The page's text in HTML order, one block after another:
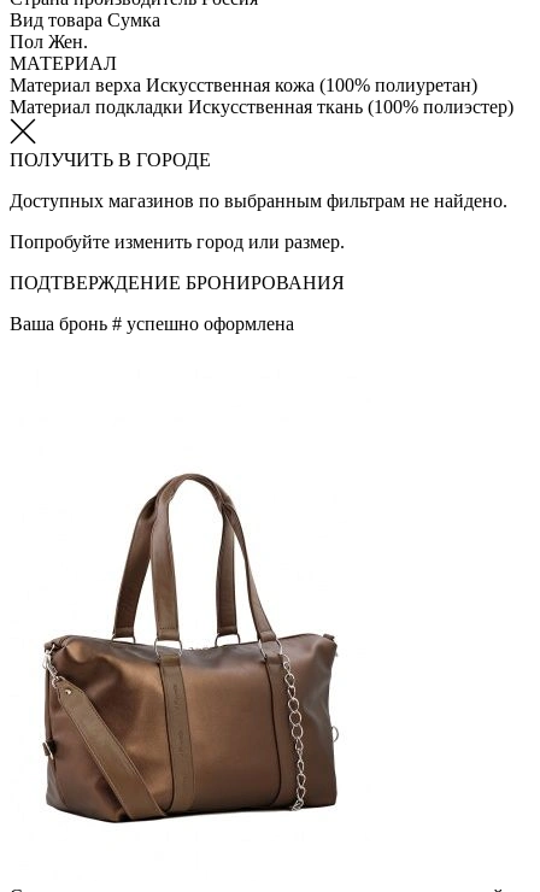
Вид товара Сумка
Пол Жен.
МАТЕРИАЛ
Материал верха Искусственная кожа (100% полиуретан)
Материал подкладки Искуcственная ткань (100% полиэстер)
ПОЛУЧИТЬ В ГОРОДЕ
Доступных магазинов по выбранным фильтрам не найдено.
Попробуйте изменить город или размер.
ПОДТВЕРЖДЕНИЕ БРОНИРОВАНИЯ
Ваша бронь # успешно оформлена